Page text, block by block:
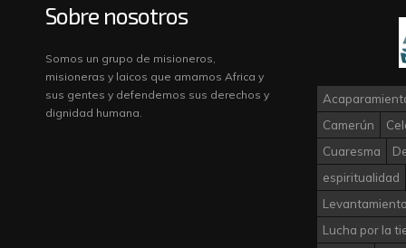
Sobre nosotros
Somos un grupo de misioneros,
misioneras y laicos que amamos Africa y
sus gentes y defendemos sus derechos y
dignidad humana.
Camerún
Cuaresma
espiritualidad
Lucha por la